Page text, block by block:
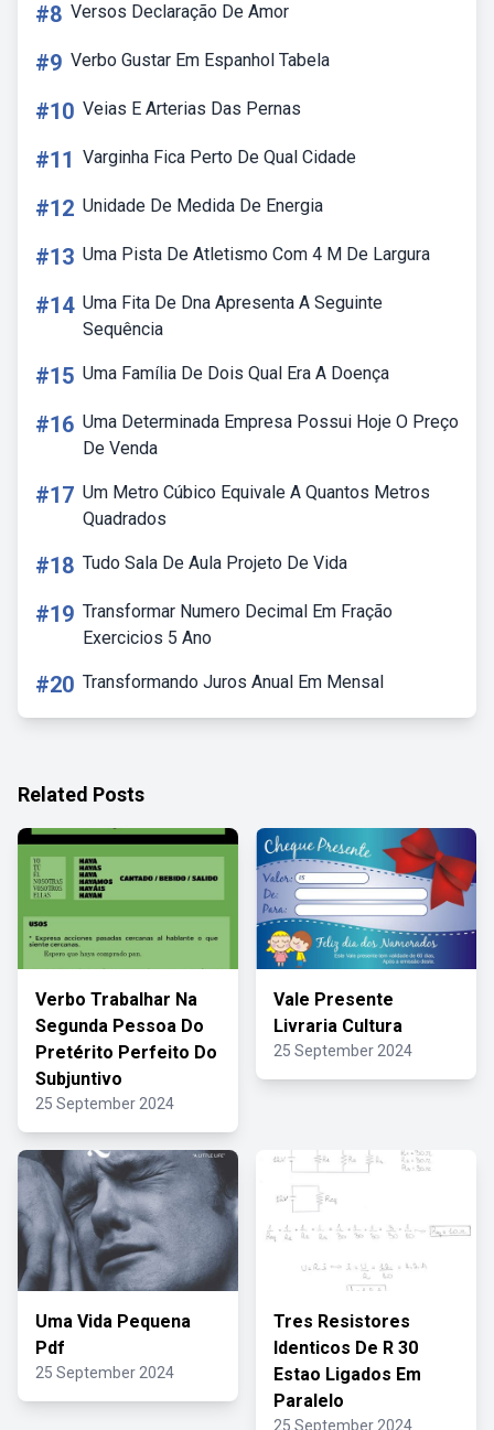
#8 Versos Declaração De Amor
#9 Verbo Gustar Em Espanhol Tabela
#10 Veias E Arterias Das Pernas
#11 Varginha Fica Perto De Qual Cidade
#12 Unidade De Medida De Energia
#13 Uma Pista De Atletismo Com 4 M De Largura
#14 Uma Fita De Dna Apresenta A Seguinte
Sequência
#15 Uma Família De Dois Qual Era A Doença
#16 Uma Determinada Empresa Possui Hoje O Preço
De Venda
#17 Um Metro Cúbico Equivale A Quantos Metros
Quadrados
#18 Tudo Sala De Aula Projeto De Vida
#19 Transformar Numero Decimal Em Fração
Exercicios 5 Ano
#20 Transformando Juros Anual Em Mensal
Related Posts
Verbo Trabalhar Na
Segunda Pessoa Do
Pretérito Perfeito Do
Subjuntivo
25 September 2024
Vale Presente
Livraria Cultura
25 September 2024
Uma Vida Pequena
Pdf
25 September 2024
Tres Resistores
Identicos De R 30
Estao Ligados Em
Paralelo
25 September 2024